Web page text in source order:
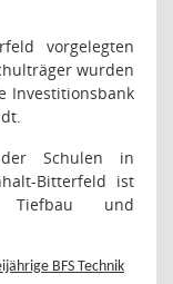
vorgelegten
wurden
Investitionsbank
Schulen in
Bitterfeld ist
und
BFS Technik